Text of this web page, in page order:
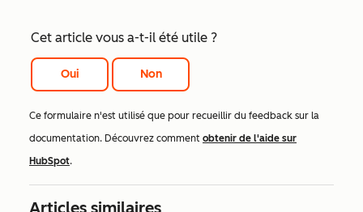
Cet article vous a-t-il été utile ?
Oui Non
Ce formulaire n'est utilisé que pour recueillir du feedback sur la
documentation. Découvrez comment obtenir de l'aide sur
HubSpot.